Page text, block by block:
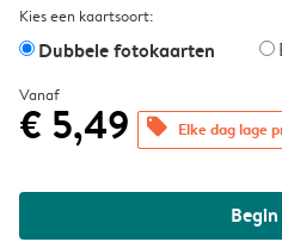
Kies een kaartsoort:
Dubbele fotokaarten
Vanaf
€ 5,49 offers Elke dag lage